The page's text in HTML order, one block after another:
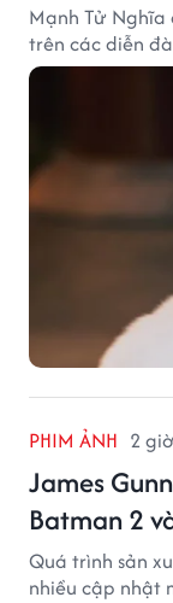
Mạnh Tử
trên các diễn
PHIM ẢNH 2
James
Batman 2
Quá trình sản
nhiều cập nhật